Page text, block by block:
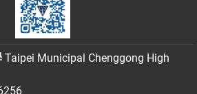
Taipei Municipal Chenggong High